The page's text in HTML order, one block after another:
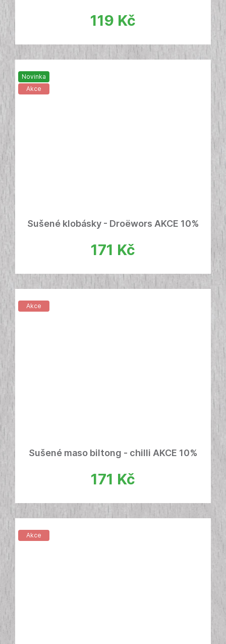
119 Kč
Novinka
Akce
Sušené klobásky - Droëwors AKCE 10%
171 Kč
Akce
Sušené maso biltong - chilli AKCE 10%
171 Kč
Akce